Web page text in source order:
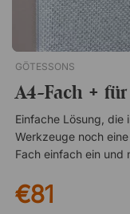
GÖTESSONS
A4-Fach +
Einfache Lösung,
Werkzeuge noch
Fach einfach ein und
während eines
am Bildschirm Das
€81